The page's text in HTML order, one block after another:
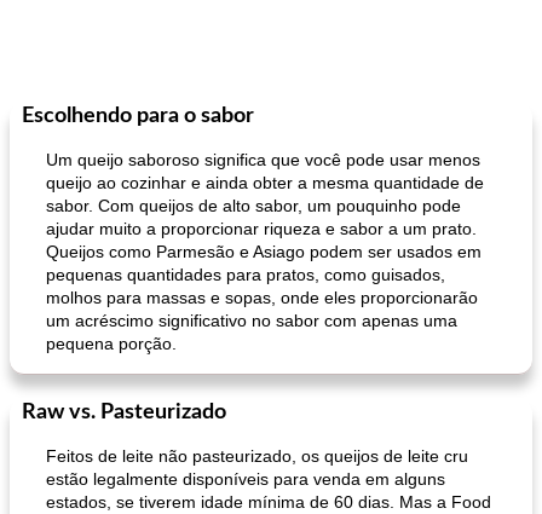
Escolhendo para o sabor
Um queijo saboroso significa que você pode usar menos
queijo ao cozinhar e ainda obter a mesma quantidade de
sabor. Com queijos de alto sabor, um pouquinho pode
ajudar muito a proporcionar riqueza e sabor a um prato.
Queijos como Parmesão e Asiago podem ser usados ​​em
pequenas quantidades para pratos, como guisados,
molhos para massas e sopas, onde eles proporcionarão
um acréscimo significativo no sabor com apenas uma
pequena porção.
Raw vs. Pasteurizado
Feitos de leite não pasteurizado, os queijos de leite cru
estão legalmente disponíveis para venda em alguns
estados, se tiverem idade mínima de 60 dias. Mas a Food